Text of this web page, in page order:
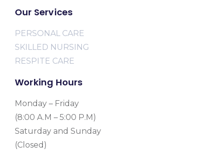
Our Services
PERSONAL CARE
SKILLED NURSING
RESPITE CARE
Working Hours
Monday – Friday
(8:00 A.M – 5:00 P.M)
Saturday and Sunday
(Closed)